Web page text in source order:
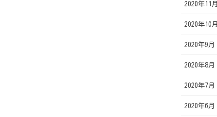
2020年11月
2020年10月
2020年9月
2020年8月
2020年7月
2020年6月